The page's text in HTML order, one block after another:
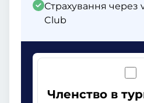
Страхування через
Club
Членство в